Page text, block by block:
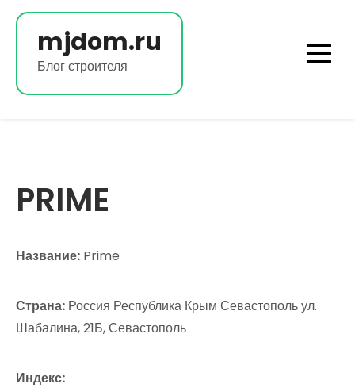
Перейти
содержимомуmjdom.ru
Блог строителя
PRIME
Название: Prime
Страна: Россия Республика Крым Севастополь ул.
Шабалина, 21Б, Севастополь
Индекс: